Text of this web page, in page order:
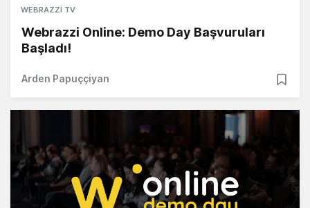
WEBRAZZI TV
Webrazzi Online: Demo Day Başvuruları
Başladı!
Arden Papuççiyan